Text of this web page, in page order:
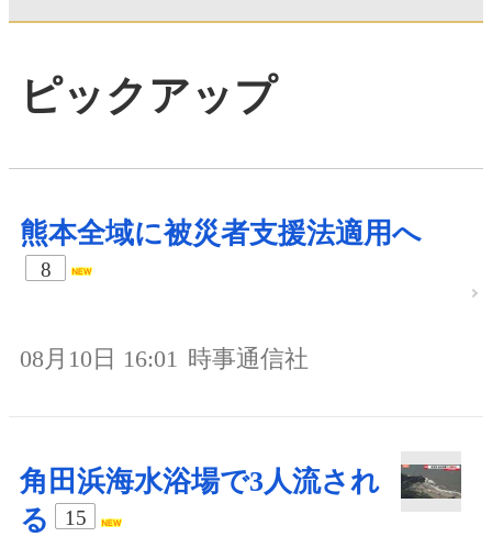
ピックアップ
熊本全域に被災者支援法適用へ
8
08月10日 16:01 時事通信社
角田浜海水浴場で3人流され
る
15